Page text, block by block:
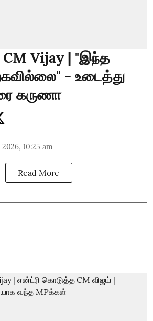
Vijay | "இந்த
- உடைத்து
கருணா
10:25 am
Read More